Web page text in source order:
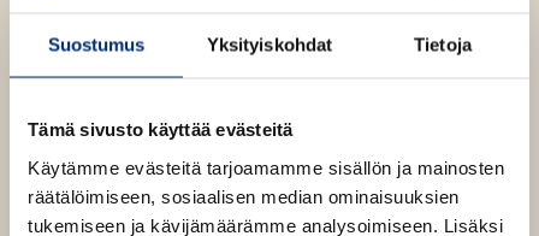
Suostumus Yksityiskohdat Tietoja
Tämä sivusto käyttää evästeitä
Käytämme evästeitä tarjoamamme sisällön ja mainosten
räätälöimiseen, sosiaalisen median ominaisuuksien
tukemiseen ja kävijämäärämme analysoimiseen. Lisäksi
Varas
Clive Cussler, Justin
Vakooja